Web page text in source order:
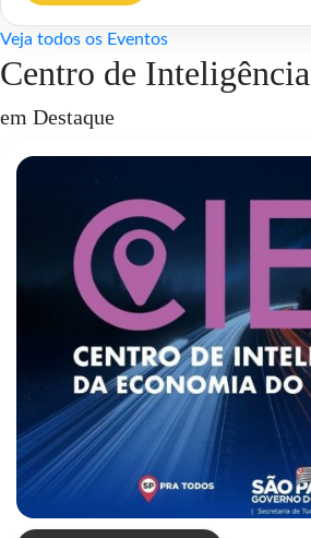
Veja todos os Eventos
Centro de Inteligência
em Destaque